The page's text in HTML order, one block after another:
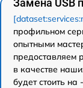
профильном
опытными
предоставляем
в качестве
будет стоить